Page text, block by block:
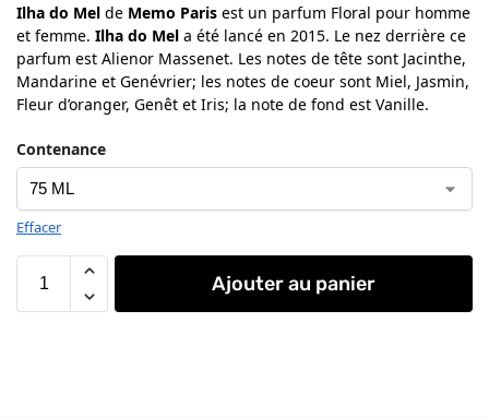
Ilha do Mel de Memo Paris est un parfum Floral pour homme
et femme. Ilha do Mel a été lancé en 2015. Le nez derrière ce
parfum est Alienor Massenet. Les notes de tête sont Jacinthe,
Mandarine et Genévrier; les notes de coeur sont Miel, Jasmin,
Fleur d’oranger, Genêt et Iris; la note de fond est Vanille.
Contenance
Effacer
Ajouter au panier